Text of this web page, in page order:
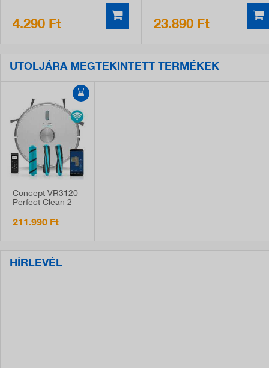
4.290 Ft 23.890 Ft
UTOLJÁRA MEGTEKINTETT TERMÉKEK
Concept VR3120
Perfect Clean 2
robotporszívó
211.990 Ft
HÍRLEVÉL